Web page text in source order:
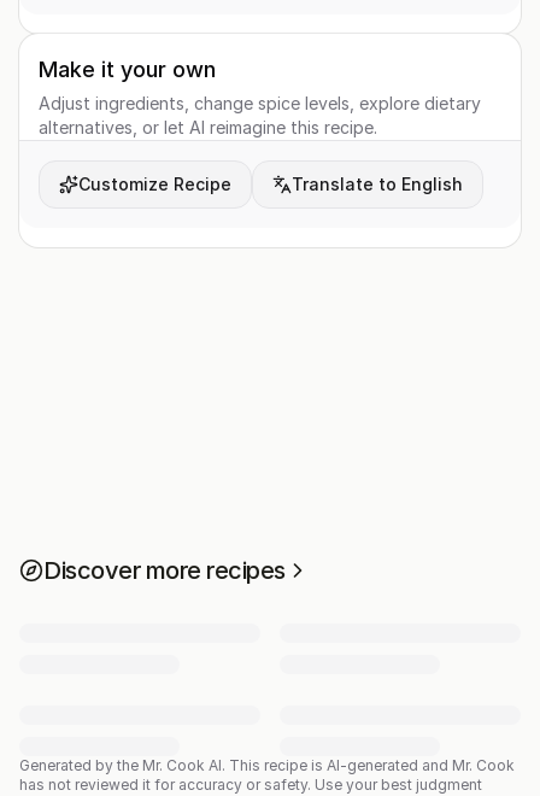
Make it your own
Adjust ingredients, change spice levels, explore dietary
alternatives, or let AI reimagine this recipe.
Customize Recipe Translate to English
Discover more recipes
Generated by the Mr. Cook AI. This recipe is AI-generated and Mr. Cook
has not reviewed it for accuracy or safety. Use your best judgment